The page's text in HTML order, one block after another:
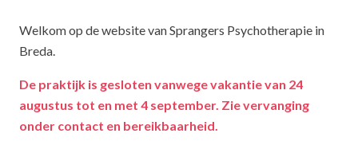
Welkom op de website van Sprangers Psychotherapie in
Breda.
De praktijk is gesloten vanwege vakantie van 24
augustus tot en met 4 september. Zie vervanging
onder contact en bereikbaarheid.